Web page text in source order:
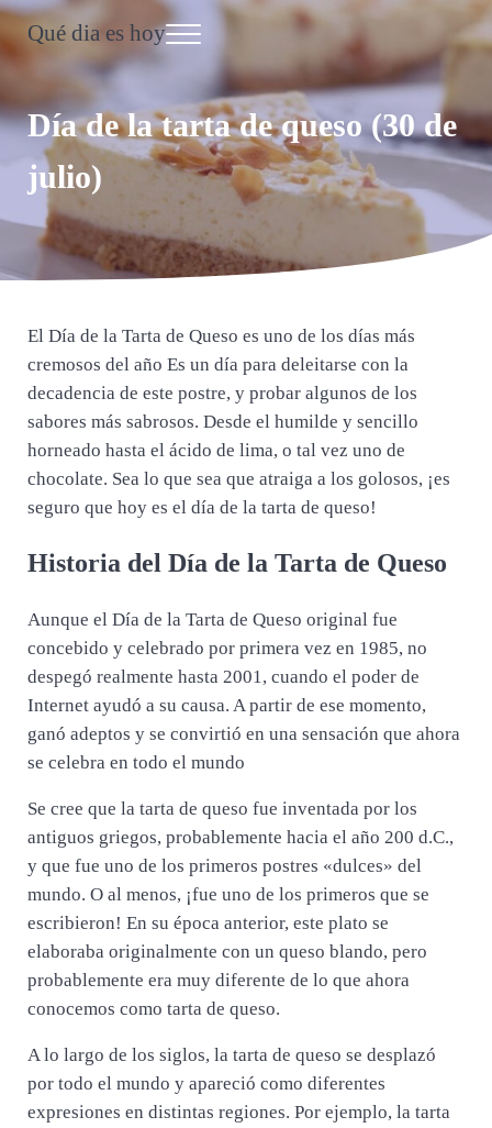
Saltar al contenido principal
Skip to header right navigation
Skip to site footer
Qué dia es hoy
Día Internacional
Menu
Día de la tarta de queso (30 de
julio)
El Día de la Tarta de Queso es uno de los días más
cremosos del año Es un día para deleitarse con la
decadencia de este postre, y probar algunos de los
sabores más sabrosos. Desde el humilde y sencillo
horneado hasta el ácido de lima, o tal vez uno de
chocolate. Sea lo que sea que atraiga a los golosos, ¡es
seguro que hoy es el día de la tarta de queso!
Historia del Día de la Tarta de Queso
Aunque el Día de la Tarta de Queso original fue
concebido y celebrado por primera vez en 1985, no
despegó realmente hasta 2001, cuando el poder de
Internet ayudó a su causa. A partir de ese momento,
ganó adeptos y se convirtió en una sensación que ahora
se celebra en todo el mundo
Se cree que la tarta de queso fue inventada por los
antiguos griegos, probablemente hacia el año 200 d.C.,
y que fue uno de los primeros postres «dulces» del
mundo. O al menos, ¡fue uno de los primeros que se
escribieron! En su época anterior, este plato se
elaboraba originalmente con un queso blando, pero
probablemente era muy diferente de lo que ahora
conocemos como tarta de queso.
A lo largo de los siglos, la tarta de queso se desplazó
por todo el mundo y apareció como diferentes
expresiones en distintas regiones. Por ejemplo, la tarta